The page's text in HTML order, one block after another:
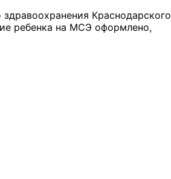
Краснодарского
ребенка на МСЭ оформлено,